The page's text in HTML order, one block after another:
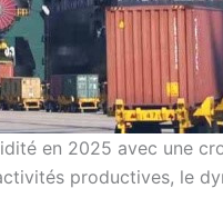
en 2025 avec une
productives, le